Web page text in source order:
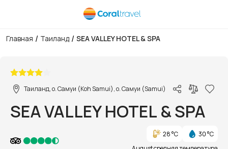
Главная / Таиланд / SEA VALLEY HOTEL & SPA
Таиланд, о. Самуи (Koh Samui), о. Самуи (Samui)
SEA VALLEY HOTEL & SPA
28 °C
30 °C